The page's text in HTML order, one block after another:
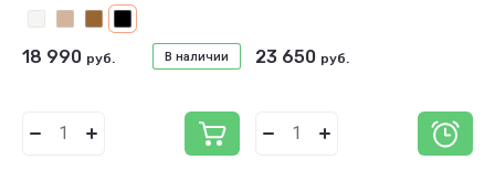
В наличии
18 990 руб. 23 650 руб.